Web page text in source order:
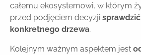
całemu ekosystemowi, w którym
przed podjęciem decyzji
konkretnego drzewa.
Kolejnym ważnym aspektem jest